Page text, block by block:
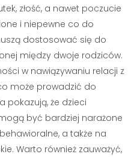
złość, a nawet poczucie
i niepewne co do
dostosować się do
między dwoje rodziców.
w nawiązywaniu relacji z
może prowadzić do
pokazują, że dzieci
być bardziej narażone
a także na
Warto również zauważyć,